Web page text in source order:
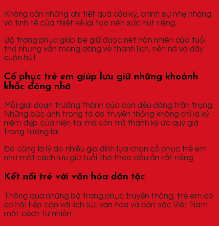
Không cần những chi tiết quá cầu kỳ, chính sự nhẹ nhàng
và tinh tế của thiết kế lại tạo nên sức hút riêng.
Bộ trang phục giúp bé giữ được nét hồn nhiên của tuổi
thơ nhưng vẫn mang dáng vẻ thanh lịch, nền nã và đầy
cuốn hút.
Cổ phục trẻ em giúp lưu giữ những khoảnh
khắc đáng nhớ
Mỗi giai đoạn trưởng thành của con đều đáng trân trọng.
Những bức ảnh trong tà áo truyền thống không chỉ là kỷ
niệm đẹp của hiện tại mà còn trở thành ký ức quý giá
trong tương lai.
Đó cũng là lý do nhiều gia đình lựa chọn cổ phục trẻ em
như một cách lưu giữ tuổi thơ theo dấu ấn rất riêng.
Kết nối trẻ với văn hóa dân tộc
Thông qua những bộ trang phục truyền thống, trẻ em có
cơ hội tiếp cận với lịch sử, văn hóa và bản sắc Việt Nam
một cách tự nhiên.